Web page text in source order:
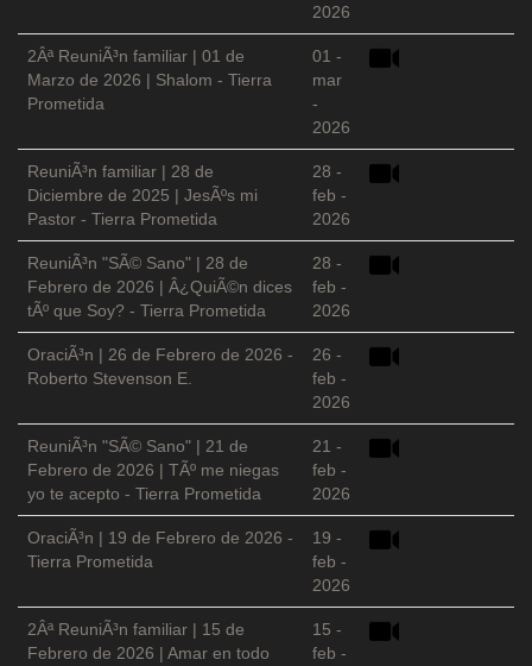
2026
2Âª ReuniÃ³n familiar | 01 de
Marzo de 2026 | Shalom - Tierra
Prometida
01 -
mar
-
2026
ReuniÃ³n familiar | 28 de
Diciembre de 2025 | JesÃºs mi
Pastor - Tierra Prometida
28 -
feb -
2026
ReuniÃ³n "SÃ© Sano" | 28 de
Febrero de 2026 | Â¿QuiÃ©n dices
tÃº que Soy? - Tierra Prometida
28 -
feb -
2026
OraciÃ³n | 26 de Febrero de 2026 -
Roberto Stevenson E.
26 -
feb -
2026
ReuniÃ³n "SÃ© Sano" | 21 de
Febrero de 2026 | TÃº me niegas
yo te acepto - Tierra Prometida
21 -
feb -
2026
OraciÃ³n | 19 de Febrero de 2026 -
Tierra Prometida
19 -
feb -
2026
2Âª ReuniÃ³n familiar | 15 de
Febrero de 2026 | Amar en todo
15 -
feb -